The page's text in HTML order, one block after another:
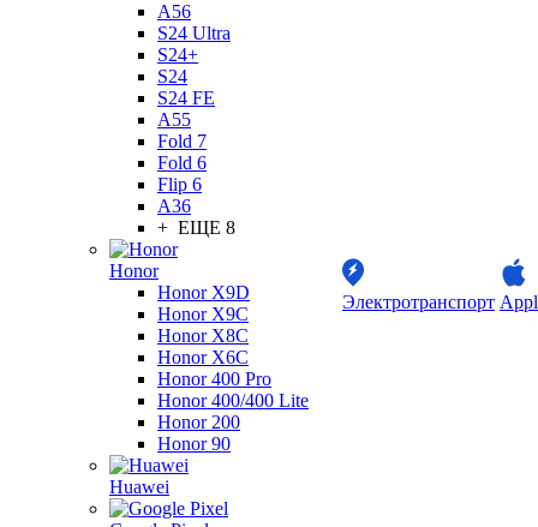
A56
S24 Ultra
S24+
S24
S24 FE
A55
Fold 7
Fold 6
Flip 6
A36
+ ЕЩЕ 8
Honor
Honor X9D
Honor X9C
Honor X8C
Honor X6C
Honor 400 Pro
Honor 400/400 Lite
Honor 200
Honor 90
Huawei
Электротранспорт